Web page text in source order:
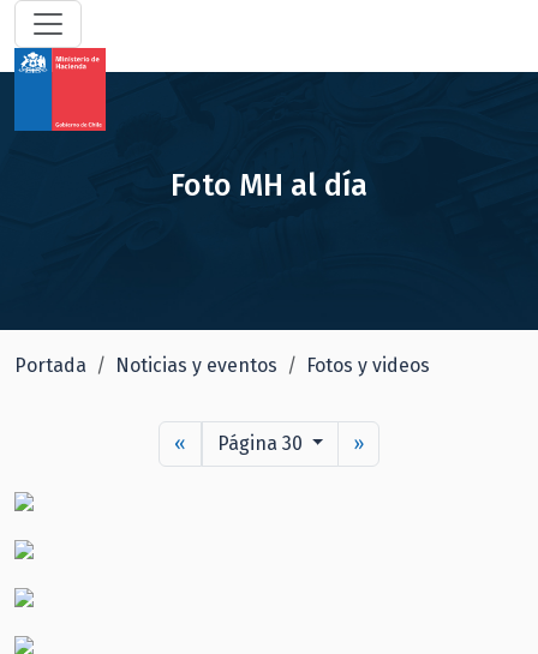
Foto MH al día
Portada Noticias y eventos Fotos y videos
« Página 30 »